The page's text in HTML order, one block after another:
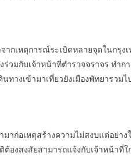
กเหตุการณ์ระเบิดหลายจุดในกรุง
วมกับเจ้าหน้าที่ตำรวจจราจร ทำก
ทางเข้ามาเที่ยวยังเมืองพัทยารวม
าก่อเหตุสร้างความไม่สงบแต่อย่าง
งสงสัยสามารถแจ้งกับเจ้าหน้าที่ใ